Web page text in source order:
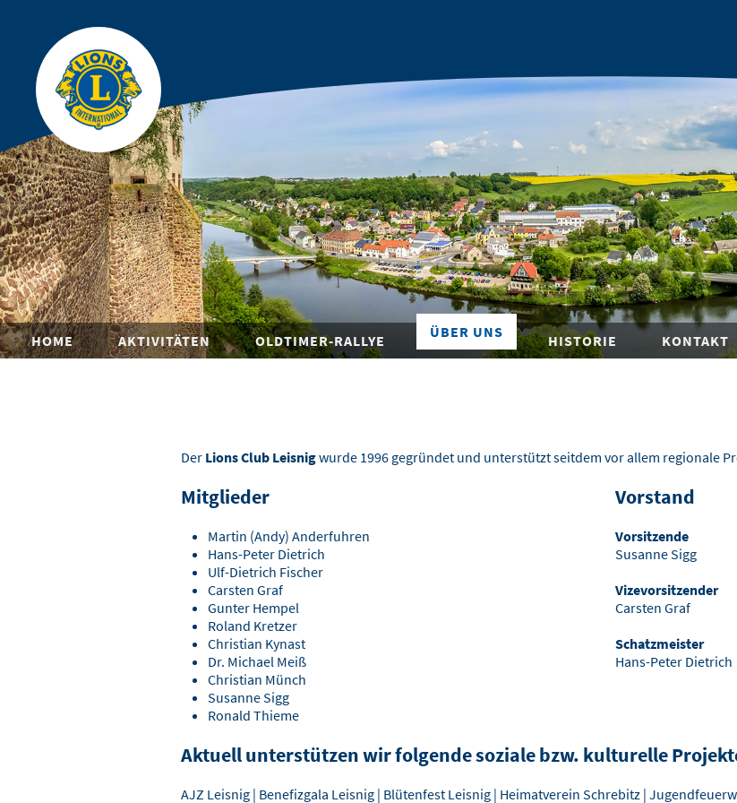
HOME AKTIVITÄTEN OLDTIMER-RALLYE ÜBER UNS HISTORIE KONTAKT
Der Lions Club Leisnigwurde 1996 gegründet und unterstützt seitdem vor allem regionale
Mitglieder
Martin (Andy) Anderfuhren
Hans-Peter Dietrich
Ulf-Dietrich Fischer
Carsten Graf
Gunter Hempel
Roland Kretzer
Christian Kynast
Dr. Michael Meiß
Christian Münch
Susanne Sigg
Ronald Thieme
Vorstand
Vorsitzende
Susanne Sigg
Vizevorsitzender
Carsten Graf
Schatzmeister
Hans-Peter Dietrich
Aktuell unterstützen wir folgende soziale bzw. kulturelle
AJZ Leisnig | Benefizgala Leisnig | Blütenfest Leisnig | Heimatverein Schrebitz |